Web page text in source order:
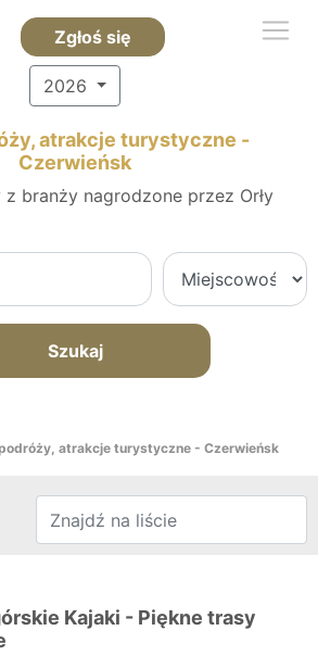
Zgłoś się
2026
atrakcje turystyczne -
Czerwieńsk
branży nagrodzone przez Orły
Szukaj
atrakcje turystyczne - Czerwieńsk
Kajaki - Piękne trasy